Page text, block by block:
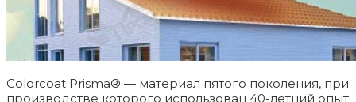
Colorcoat Prisma® — материал пятого поколения, при
производстве которого использован 40-летний опыт